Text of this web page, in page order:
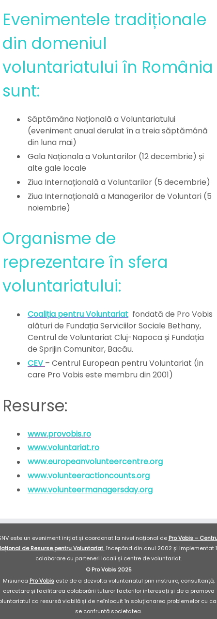
Evenimentele tradiționale
din domeniul
voluntariatului în România
sunt:
Săptămâna Națională a Voluntariatului
(eveniment anual derulat în a treia săptămână
din luna mai)
Gala Naționala a Voluntarilor (12 decembrie) și
alte gale locale
Ziua Internațională a Voluntarilor (5 decembrie)
Ziua Internațională a Managerilor de Voluntari (5
noiembrie)
Organisme de
reprezentare în sfera
voluntariatului:
Coaliția pentru Voluntariat fondată de Pro Vobis
alături de Fundația Serviciilor Sociale Bethany,
Centrul de Voluntariat Cluj-Napoca și Fundația
de Sprijin Comunitar, Bacău.
CEV – Centrul European pentru Voluntariat (in
care Pro Vobis este membru din 2001)
Resurse:
www.provobis.ro
www.voluntariat.ro
www.europeanvolunteercentre.org
www.volunteeractioncounts.org
www.volunteermanagersday.org
este un eveniment inițiat și coordonat la nivel național de Pro Vobis –
de Resurse pentru Voluntariat începând din anul 2002 și implementat
colaborare cu parteneri locali și centre de voluntariat.
© Pro Vobis 2025
Misiunea Pro Vobiseste de a dezvolta voluntariatul prin instruire, consultanță,
cercetare și facilitarea colaborării tuturor factorilor interesați și de a promova
ca resursă viabilă și de neînlocuit în soluționarea problemelor cu
se confruntă societatea.